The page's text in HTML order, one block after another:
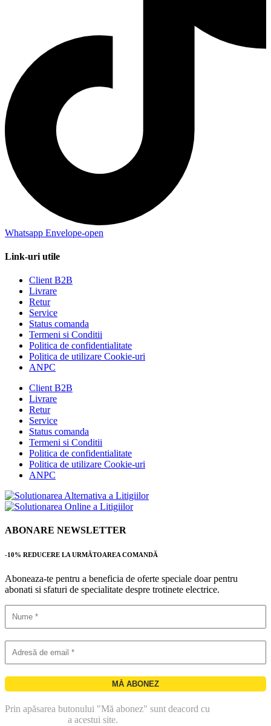
Whatsapp Envelope-open
Link-uri utile
Client B2B
Livrare
Retur
Service
Status comanda
Termeni si Conditii
Politica de confidentialitate
Politica de utilizare Cookie-uri
ANPC
Client B2B
Livrare
Retur
Service
Status comanda
Termeni si Conditii
Politica de confidentialitate
Politica de utilizare Cookie-uri
ANPC
ABONARE NEWSLETTER
-10% REDUCERE LA URMĂTOAREA COMANDĂ
Aboneaza-te pentru a beneficia de oferte speciale doar pentru
abonati si sfaturi de specialitate despre trotinete electrice.
Prin apăsarea butonului "Mă abonez" sunt deacord cu
a acestui site.